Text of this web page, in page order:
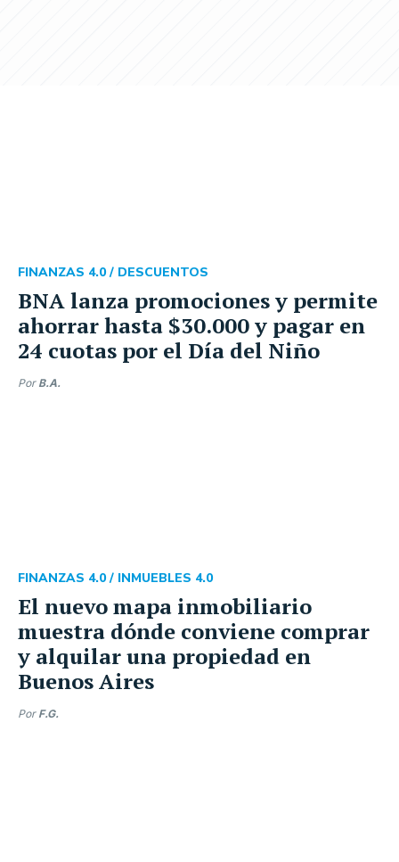
BNA lanza promociones y permite
ahorrar hasta $30.000 y pagar en
24 cuotas por el Día del Niño
FINANZAS 4.0 / DESCUENTOS
Por B.A.
El nuevo mapa inmobiliario
muestra dónde conviene comprar
y alquilar una propiedad en
Buenos Aires
FINANZAS 4.0 / INMUEBLES 4.0
Por F.G.